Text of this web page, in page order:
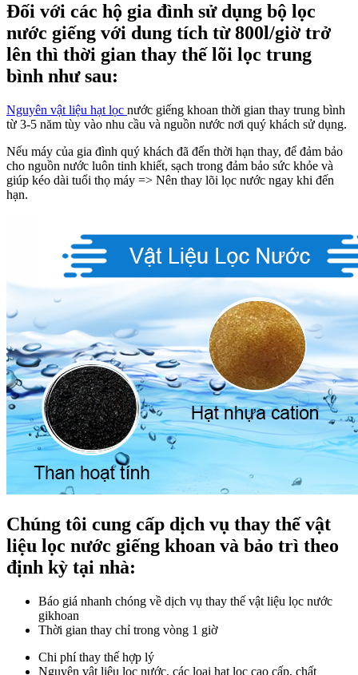
Đối với các hộ gia đình sử dụng bộ lọc
nước giếng với dung tích từ 800l/giờ trở
lên thì thời gian thay thế lõi lọc trung
bình như sau:
Nguyên vật liệu hạt lọc nước giếng khoan thời gian thay trung bình
từ 3-5 năm tùy vào nhu cầu và nguồn nước nơi quý khách sử dụng.
Nếu máy của gia đình quý khách đã đến thời hạn thay, để đảm bảo
cho nguồn nước luôn tinh khiết, sạch trong đảm bảo sức khỏe và
giúp kéo dài tuổi thọ máy => Nên thay lõi lọc nước ngay khi đến
hạn.
Chúng tôi cung cấp dịch vụ thay thế vật
liệu lọc nước giếng khoan và bảo trì theo
định kỳ tại nhà:
Báo giá nhanh chóng về dịch vụ thay thế vật liệu lọc nước
gikhoan
Thời gian thay chỉ trong vòng 1 giờ
Chi phí thay thế hợp lý
Nguyên vật liệu lọc nước, các loại hạt lọc cao cấp, chất